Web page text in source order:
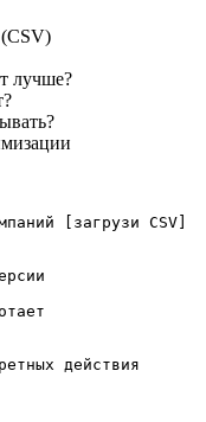
лучше?
[загрузи CSV]